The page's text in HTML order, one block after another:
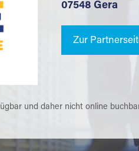
07548 Gera
Zur
und daher nicht online